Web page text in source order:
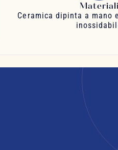
Materiali
Ceramica dipinta a